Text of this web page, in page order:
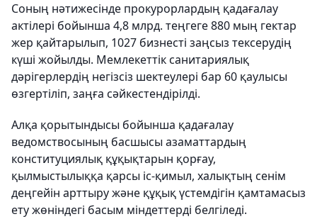
Соның нәтижесінде прокурорлардың қадағалау
актілері бойынша 4,8 млрд. теңгеге 880 мың гектар
жер қайтарылып, 1027 бизнесті заңсыз тексерудің
күші жойылды. Мемлекеттік санитариялық
дәрігерлердің негізсіз шектеулері бар 60 қаулысы
өзгертіліп, заңға сәйкестендірілді.
Алқа қорытындысы бойынша қадағалау
ведомствосының басшысы азаматтардың
конституциялық құқықтарын қорғау,
қылмыстылыққа қарсы іс-қимыл, халықтың сенім
деңгейін арттыру және құқық үстемдігін қамтамасыз
ету жөніндегі басым міндеттерді белгіледі.